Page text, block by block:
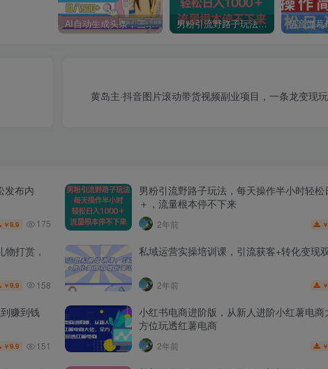
AI自动生成头条，三天必起号，三分钟轻松发布内容，复制粘贴，保姆级教… 男粉引流野路子玩法，每天操作半小时轻松日入1000＋，流量根本停不下来
黄岛主·抖音图片滚动带货视频副业项目，一条龙变现
发布内
￥9.9 175
男粉引流野路子玩法，每天操作半小时轻
＋，流量根本停不下来
2年前 ￥
打赏，
￥9.9 158
私域运营实操培训课，引流获客+转化变现
2年前 ￥
赚到钱
￥9.9 151
小红书电商进阶版，从新人进阶小红薯电商
方位玩透红薯电商
2年前 ￥